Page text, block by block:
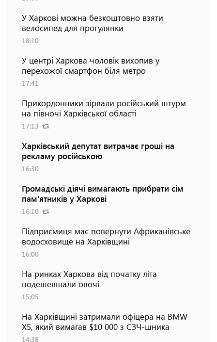
У Харкові можна безкоштовно взяти
велосипед для прогулянки
18:10
У центрі Харкова чоловік вихопив у
перехожої смартфон біля метро
17:41
Прикордонники зірвали російський штурм
на півночі Харківської області
17:13
Харківський депутат витрачає гроші на
рекламу російською
16:30
Громадські діячі вимагають прибрати сім
пам'ятників у Харкові
16:10
Підприємиця має повернути Африканівське
водосховище на Харківщині
16:00
На ринках Харкова від початку літа
подешевшали овочі
15:05
На Харківщині затримали офіцера на BMW
Х5, який вимагав $10 000 з СЗЧ-шника
14:38